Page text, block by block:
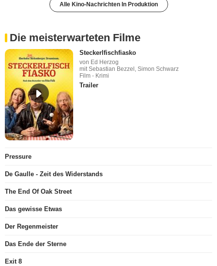
Alle Kino-Nachrichten In Produktion
Die meisterwarteten Filme
Steckerlfischfiasko
von Ed Herzog
mit Sebastian Bezzel, Simon Schwarz
Film - Krimi
Trailer
Pressure
De Gaulle - Zeit des Widerstands
The End Of Oak Street
Das gewisse Etwas
Der Regenmeister
Das Ende der Sterne
Exit 8